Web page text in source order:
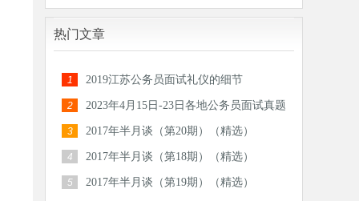
公开招
热门文章
1 2019江苏公务员面试礼仪的细节
2
2023年4月15日-23日各地公务员面试真题
汇总
3 2017年半月谈（第20期）（精选）
4 2017年半月谈（第18期）（精选）
5 2017年半月谈（第19期）（精选）